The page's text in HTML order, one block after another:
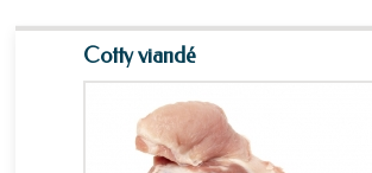
Cotty viandé